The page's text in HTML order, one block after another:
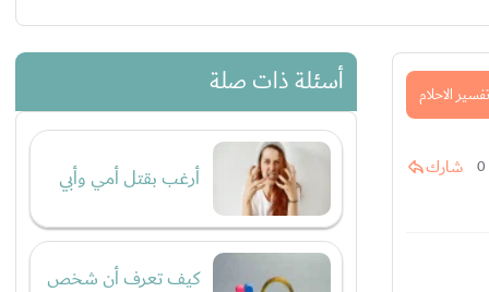
تفسير الاحلام
0 شارك
أسئلة ذات صلة
أرغب بقتل أمي وأبي
كيف تعرف أن شخص